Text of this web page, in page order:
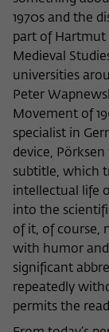
1970s and the
part of Hartmut
Medieval
universities
Peter
Movement of
specialist in
device,
subtitle, which
intellectual life
into the
of it, of course,
with humor and
significant
repeatedly
permits the